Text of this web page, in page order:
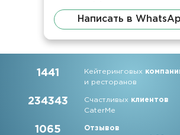
Написать в
1441 Кейтеринговых
и ресторанов
234343 Счастливых клиентов
CaterMe
1065
Отзывов